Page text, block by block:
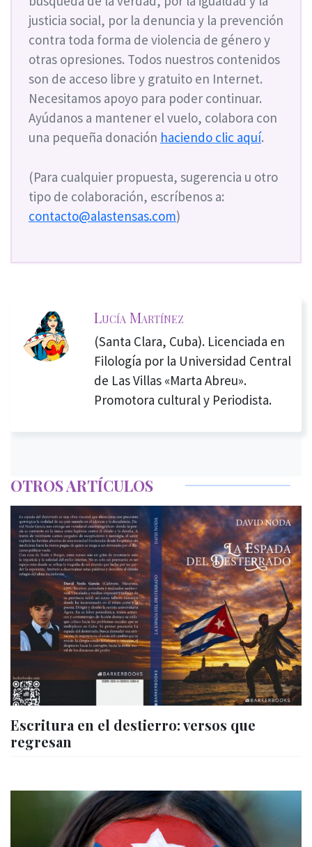
justicia social, por la denuncia y la prevención
contra toda forma de violencia de género y
otras opresiones. Todos nuestros contenidos
son de acceso libre y gratuito en Internet.
Necesitamos apoyo para poder continuar.
Ayúdanos a mantener el vuelo, colabora con
una pequeña donación haciendo clic aquí.
(Para cualquier propuesta, sugerencia u otro
tipo de colaboración, escríbenos a:
contacto@alastensas.com)
Lucía Martínez
(Santa Clara, Cuba). Licenciada en
Filología por la Universidad Central
de Las Villas «Marta Abreu».
Promotora cultural y Periodista.
OTROS ARTÍCULOS
Escritura en el destierro: versos que
regresan